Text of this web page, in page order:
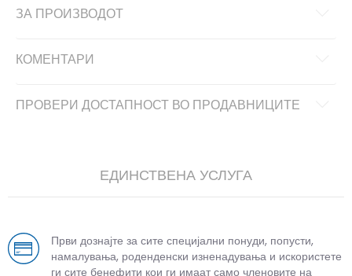
ЗА ПРОИЗВОДОТ
КОМЕНТАРИ
ПРОВЕРИ ДОСТАПНОСТ ВО ПРОДАВНИЦИТЕ
ЕДИНСТВЕНА УСЛУГА
Први дознајте за сите специјални понуди, попусти,
намалувања, роденденски изненадувања и искористете
ги сите бенефити кои ги имаат само членовите на